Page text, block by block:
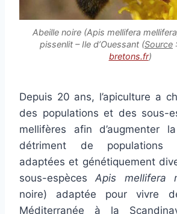
Abeille noire (Apis mellifera mellifera
pissenlit – Ile d’Ouessant (Source :
bretons.fr)
Depuis 20 ans, l’apiculture a
des populations et des sous-
mellifères afin d’augmenter
détriment de populations
adaptées et génétiquement
sous-espècesApis mellifera
noire) adaptée pour vivre
Méditerranée à la